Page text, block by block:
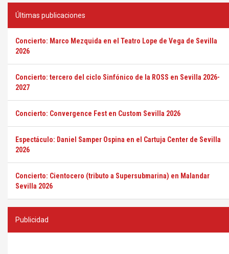
Últimas publicaciones
Concierto: Marco Mezquida en el Teatro Lope de Vega de Sevilla
2026
Concierto: tercero del ciclo Sinfónico de la ROSS en Sevilla 2026-
2027
Concierto: Convergence Fest en Custom Sevilla 2026
Espectáculo: Daniel Samper Ospina en el Cartuja Center de Sevilla
2026
Concierto: Cientocero (tributo a Supersubmarina) en Malandar
Sevilla 2026
Publicidad